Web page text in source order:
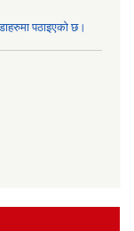
पठाइएको छ​।